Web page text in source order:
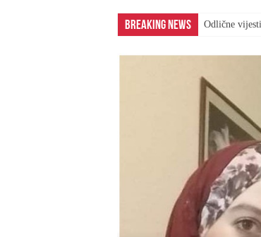
Breaking News Odlične